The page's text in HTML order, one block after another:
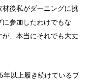
後私がダーニングに挑
参加したわけでもな
、本当にそれでも大丈
年以上履き続けているブ